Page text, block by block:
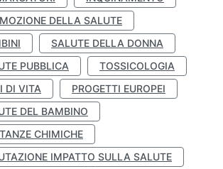
DELLA SALUTE
SALUTE DELLA DONNA
PUBBLICA
TOSSICOLOGIA
DI VITA
PROGETTI EUROPEI
DEL BAMBINO
CHIMICHE
IMPATTO SULLA SALUTE